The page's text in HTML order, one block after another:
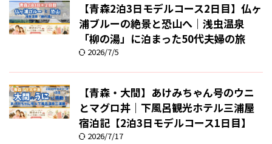
【青森2泊3日モデルコース2日目】仏ヶ
浦ブルーの絶景と恐山へ｜浅虫温泉
「柳の湯」に泊まった50代夫婦の旅
2026/7/5
【青森・大間】あけみちゃん号のウニ
とマグロ丼｜下風呂観光ホテル三浦屋
宿泊記【2泊3日モデルコース1日目】
2026/7/17